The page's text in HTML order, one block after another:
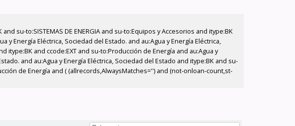
su-to:SISTEMAS DE ENERGIA and su-to:Equipos y Accesorios and itype:BK
Energía Eléctrica, Sociedad del Estado. and au:Agua y Energía Eléctrica,
itype:BK and ccode:EXT and su-to:Producción de Energía and au:Agua y
and au:Agua y Energía Eléctrica, Sociedad del Estado and itype:BK and su-
de Energía and ( (allrecords,AlwaysMatches='') and (not-onloan-count,st-